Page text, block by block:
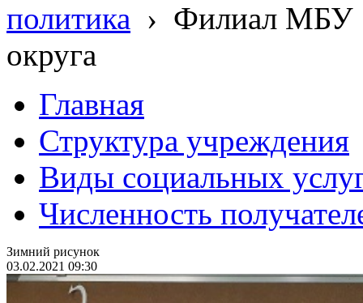
политика › Филиал МБУ
округа
Главная
Структура учреждения
Виды социальных
Численность
Зимний рисунок
03.02.2021 09:30